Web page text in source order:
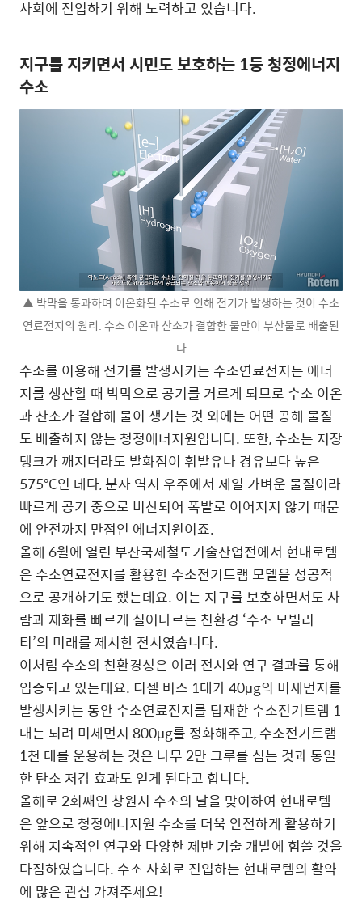
사회에 진입하기 위해 노력하고 있습니다.
지구를 지키면서 시민도 보호하는 1등 청정에너지
수소
▲ 박막을 통과하며 이온화된 수소로 인해 전기가 발생하는 것이 수소
연료전지의 원리. 수소 이온과 산소가 결합한 물만이 부산물로 배출된
다
수소를 이용해 전기를 발생시키는 수소연료전지는 에너
지를 생산할 때 박막으로 공기를 거르게 되므로 수소 이온
과 산소가 결합해 물이 생기는 것 외에는 어떤 공해 물질
도 배출하지 않는 청정에너지원입니다. 또한, 수소는 저장
탱크가 깨지더라도 발화점이 휘발유나 경유보다 높은
575°C인 데다, 분자 역시 우주에서 제일 가벼운 물질이라
빠르게 공기 중으로 비산되어 폭발로 이어지지 않기 때문
에 안전까지 만점인 에너지원이죠.
올해 6월에 열린 부산국제철도기술산업전에서 현대로템
은 수소연료전지를 활용한 수소전기트램 모델을 성공적
으로 공개하기도 했는데요. 이는 지구를 보호하면서도 사
람과 재화를 빠르게 실어나르는 친환경 ‘수소 모빌리
티’의 미래를 제시한 전시였습니다.
이처럼 수소의 친환경성은 여러 전시와 연구 결과를 통해
입증되고 있는데요. 디젤 버스 1대가 40μg의 미세먼지를
발생시키는 동안 수소연료전지를 탑재한 수소전기트램 1
대는 되려 미세먼지 800μg를 정화해주고, 수소전기트램
1천 대를 운용하는 것은 나무 2만 그루를 심는 것과 동일
한 탄소 저감 효과도 얻게 된다고 합니다.
올해로 2회째인 창원시 수소의 날을 맞이하여 현대로템
은 앞으로 청정에너지원 수소를 더욱 안전하게 활용하기
위해 지속적인 연구와 다양한 제반 기술 개발에 힘쓸 것을
다짐하였습니다. 수소 사회로 진입하는 현대로템의 활약
에 많은 관심 가져주세요!